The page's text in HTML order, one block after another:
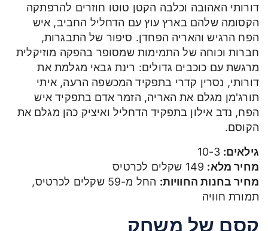
דורותי האהובה וכלבה הקטן טוטו חוזרים להרפתקה
הקסומה שלהם בארץ עוץ עם הדחליל החביב, איש
הפח הרגיש והאריה הפחדן. סיפור של התבגרות,
חברות וכוחה של התמימות שמסופר בהפקה מוזיקלית
מרגשת עם כוכבים גדולים: רינת גבאי מגלמת את
דורותי, נסרין קדרי בתפקיד המכשפה הרעה, איתי
תורג'מן מגלם את האריה, הזמר אדם בתפקיד איש
הפח, נדב אילון בתפקיד הדחליל ואיציק כהן מגלם את
הקוסם.
גילאים: 10-3
מחיר מלא:
מחיר בחנות החוויות:
החל מ-59 שקלים לכרטיס,
תמורת חוויה
קסם של משחק